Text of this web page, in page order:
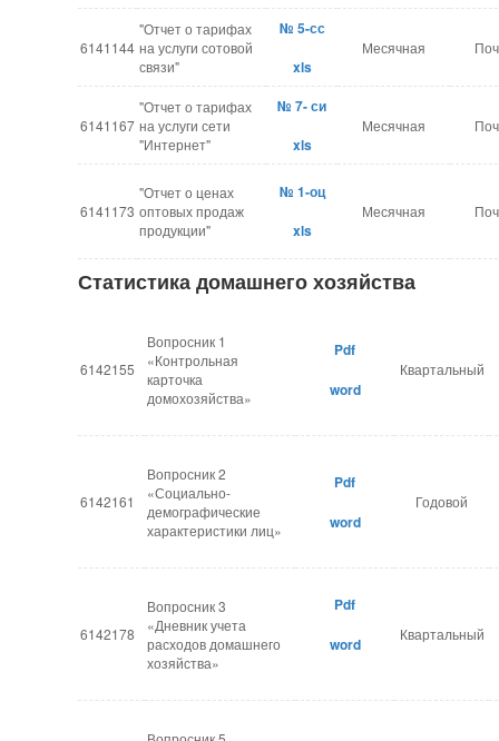
6141144
"Отчет о тарифах
на услуги сотовой
связи"
№ 5-сс
xls
Месячная
6141167
"Отчет о тарифах
на услуги сети
"Интернет"
№ 7- си
xls
Месячная
6141173
"Отчет о ценах
оптовых продаж
продукции"
№ 1-оц
xls
Месячная
Статистика домашнего хозяйства
6142155
Вопросник 1
«Контрольная
карточка
домохозяйства»
Pdf
​word
Квартальный
6142161
Вопросник 2
«Социально-
демографические
характеристики лиц»
Pdf
​word
Годовой
6142178
Вопросник 3
«Дневник учета
расходов домашнего
хозяйства»
Pdf
word
Квартальный